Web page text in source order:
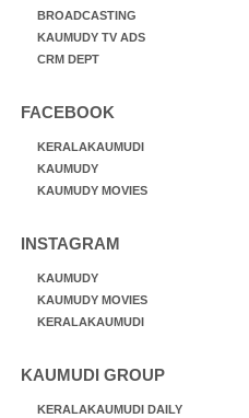
BROADCASTING
KAUMUDY TV ADS
CRM DEPT
FACEBOOK
KERALAKAUMUDI
KAUMUDY
KAUMUDY MOVIES
INSTAGRAM
KAUMUDY
KAUMUDY MOVIES
KERALAKAUMUDI
KAUMUDI GROUP
KERALAKAUMUDI DAILY